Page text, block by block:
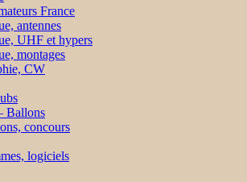
France
antennes
UHF et hypers
montages
CW
Ballons
concours
logiciels